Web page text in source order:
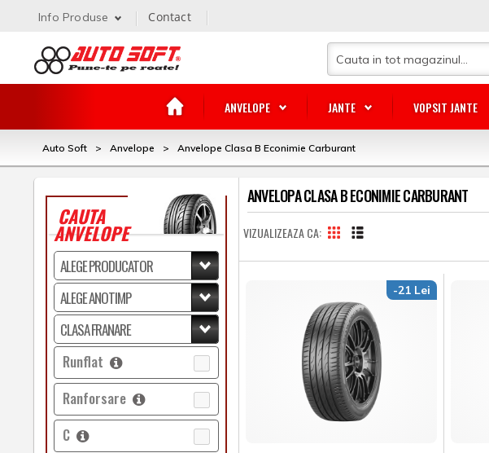
ANVELOPE JANTE VOPSIT JANTE
Info Produse Contact
Auto Soft > Anvelope > Anvelope Clasa B Econimie Carburant
CAUTA
ANVELOPE
Runflat
Ranforsare
C
ANVELOPA CLASA B ECONIMIE CARBURANT
VIZUALIZEAZA CA
-21 Lei